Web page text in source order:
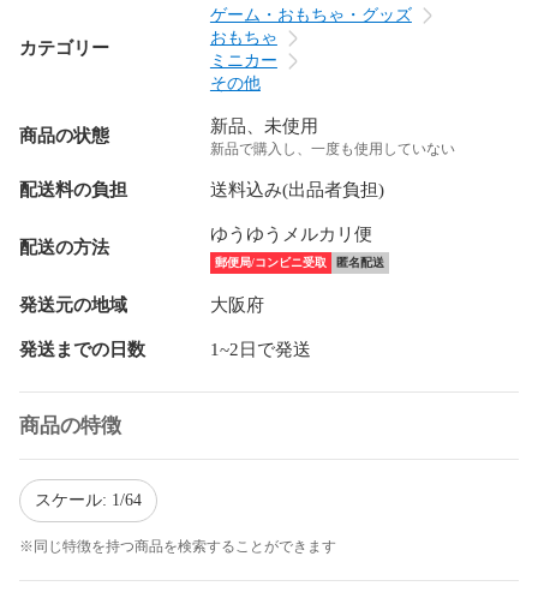
カテゴリー
ゲーム・おもちゃ・グッズ
おもちゃ
ミニカー
その他
商品の状態 新品、未使用
新品で購入し、一度も使用していない
配送料の負担 送料込み(出品者負担)
配送の方法
ゆうゆうメルカリ便
郵便局/コンビニ受取 匿名配送
発送元の地域 大阪府
発送までの日数 1~2日で発送
商品の特徴
スケール: 1/64
※同じ特徴を持つ商品を検索することができます